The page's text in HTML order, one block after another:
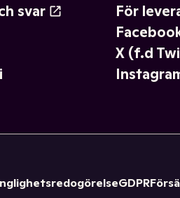
svar
För
X (f.d
GDPR